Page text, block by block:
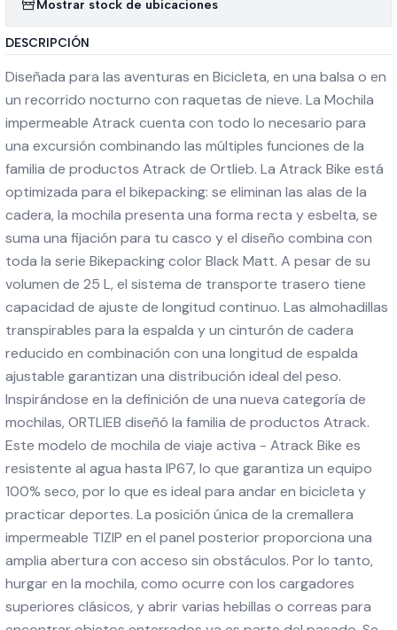
Mostrar stock de ubicaciones
DESCRIPCIÓN
Diseñada para las aventuras en Bicicleta, en una balsa o en
un recorrido nocturno con raquetas de nieve. La Mochila
impermeable Atrack cuenta con todo lo necesario para
una excursión combinando las múltiples funciones de la
familia de productos Atrack de Ortlieb. La Atrack Bike está
optimizada para el bikepacking: se eliminan las alas de la
cadera, la mochila presenta una forma recta y esbelta, se
suma una fijación para tu casco y el diseño combina con
toda la serie Bikepacking color Black Matt. A pesar de su
volumen de 25 L, el sistema de transporte trasero tiene
capacidad de ajuste de longitud continuo. Las almohadillas
transpirables para la espalda y un cinturón de cadera
reducido en combinación con una longitud de espalda
ajustable garantizan una distribución ideal del peso.
Inspirándose en la definición de una nueva categoría de
mochilas, ORTLIEB diseñó la familia de productos Atrack.
Este modelo de mochila de viaje activa - Atrack Bike es
resistente al agua hasta IP67, lo que garantiza un equipo
100% seco, por lo que es ideal para andar en bicicleta y
practicar deportes. La posición única de la cremallera
impermeable TIZIP en el panel posterior proporciona una
amplia abertura con acceso sin obstáculos. Por lo tanto,
hurgar en la mochila, como ocurre con los cargadores
superiores clásicos, y abrir varias hebillas o correas para